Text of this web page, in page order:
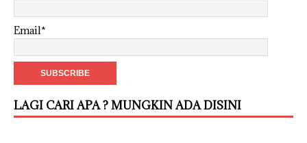
Email*
LAGI CARI APA ? MUNGKIN ADA DISINI